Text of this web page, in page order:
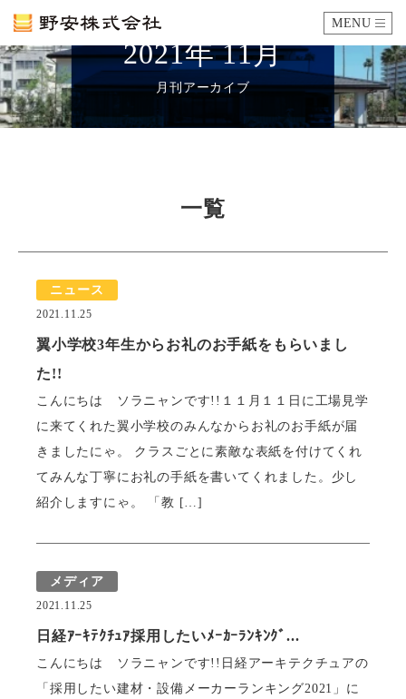
MENU
カタログ
企業情報
採用情報
エントリーフォーム 先輩社員の声
瓦猫
開発ストーリー 商品情報 Kawara Collaboration
2021年 11月
月刊アーカイブ
一覧
ニュース
2021.11.25
翼小学校3年生からお礼のお手紙をもらいまし
た!!
こんにちは ソラニャンです!!１１月１１日に工場見学
に来てくれた翼小学校のみんなからお礼のお手紙が届
きましたにゃ。 クラスごとに素敵な表紙を付けてくれ
てみんな丁寧にお礼の手紙を書いてくれました。少し
紹介しますにゃ。 「教 […]
メディア
2021.11.25
日経ｱｰｷﾃｸﾁｭｱ採用したいﾒｰｶｰﾗﾝｷﾝｸﾞ...
こんにちは ソラニャンです!!日経アーキテクチュアの
「採用したい建材・設備メーカーランキング2021」に